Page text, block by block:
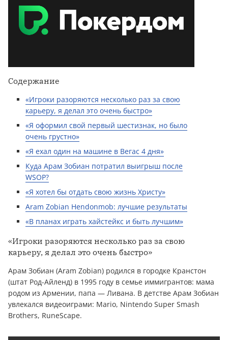
Содержание
«Игроки разоряются несколько раз за свою
карьеру, я делал это очень быстро»
«Я оформил свой первый шестизнак, но было
очень грустно»
«Я ехал один на машине в Вегас 4 дня»
Куда Арам Зобиан потратил выигрыш после
WSOP?
«Я хотел бы отдать свою жизнь Христу»
Aram Zobian Hendonmob: лучшие результаты
«В планах играть хайстейкс и быть лучшим»
«Игроки разоряются несколько раз за свою
карьеру, я делал это очень быстро»
Арам Зобиан (Aram Zobian) родился в городке Кранстон
(штат Род-Айленд) в 1995 году в семье иммигрантов: мама
родом из Армении, папа — Ливана. В детстве Арам Зобиан
увлекался видеоиграми: Mario, Nintendo Super Smash
Brothers, RuneScape.